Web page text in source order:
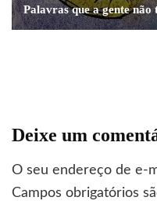
Palavras que a gente não
profissionais gestão
Pra que brigar?
Deixe um
O seu endereço de e-
Campos obrigatórios